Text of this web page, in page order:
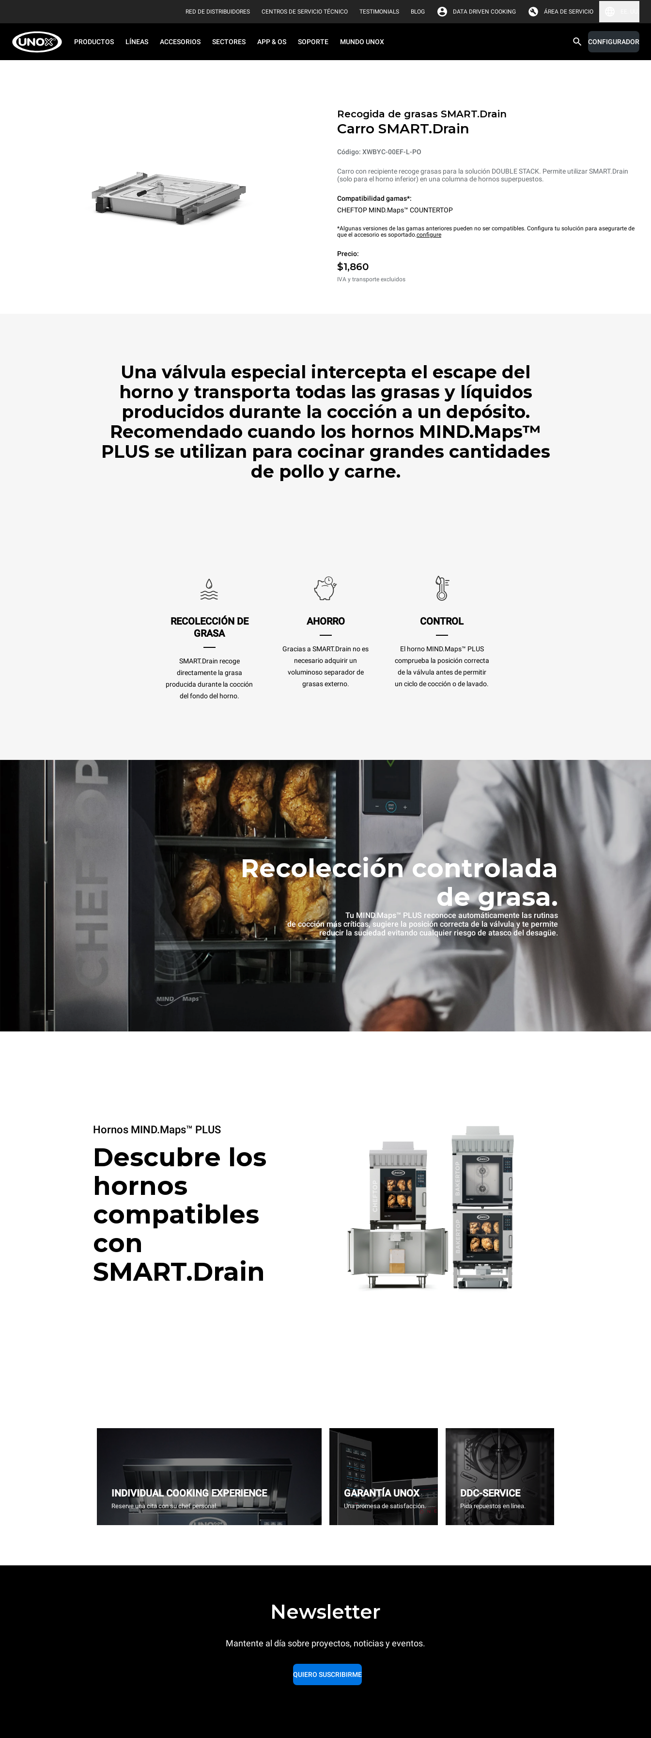
RED DE DISTRIBUIDORES CENTROS DE SERVICIO TÉCNICO TESTIMONIALS BLOG DATA DRIVEN COOKING ÁREA DE SERVICIO
PRODUCTOS LÍNEAS ACCESORIOS SECTORES APP & OS SOPORTE MUNDO UNOX CONFIGURADOR
Recogida de grasas SMART.Drain
Carro SMART.Drain
Código: XWBYC-00EF-L-PO
Carro con recipiente recoge grasas para la solución DOUBLE STACK. Permite utilizar SMART.Drain
(solo para el horno inferior) en una columna de hornos superpuestos.
Compatibilidad gamas*:
CHEFTOP MIND.Maps™ COUNTERTOP
*Algunas versiones de las gamas anteriores pueden no ser compatibles. Configura tu solución para asegurarte de
que el accesorio es soportado.configure
Precio:
$1,860
IVA y transporte excluidos
Una válvula especial intercepta el escape del
horno y transporta todas las grasas y líquidos
producidos durante la cocción a un depósito.
Recomendado cuando los hornos MIND.Maps™
PLUS se utilizan para cocinar grandes cantidades
de pollo y carne.
RECOLECCIÓN DE
GRASA
SMART.Drain recoge
directamente la grasa
producida durante la cocción
del fondo del horno.
AHORRO
Gracias a SMART.Drain no es
necesario adquirir un
voluminoso separador de
grasas externo.
CONTROL
El horno MIND.Maps™ PLUS
comprueba la posición correcta
de la válvula antes de permitir
un ciclo de cocción o de lavado.
Recolección controlada
de grasa.
Tu MIND.Maps™ PLUS reconoce automáticamente las rutinas
de cocción más críticas, sugiere la posición correcta de la válvula y te permite
reducir la suciedad evitando cualquier riesgo de atasco del desagüe.
Hornos MIND.Maps™ PLUS
Descubre los
hornos
compatibles
con
SMART.Drain
INDIVIDUAL COOKING EXPERIENCE
Reserve una cita con su chef personal.
GARANTÍA UNOX
Una promesa de satisfacción.
DDC-SERVICE
Pida repuestos en línea.
Newsletter
Mantente al día sobre proyectos, noticias y eventos.
QUIERO SUSCRIBIRME